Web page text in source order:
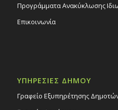
Προγράμματα Ανακύκλωσης
Επικοινωνία
ΥΠΗΡΕΣΙΕΣ ΔΗΜΟΥ
Γραφείο Εξυπηρέτησης